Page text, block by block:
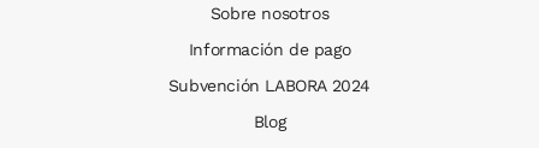
Sobre nosotros
Información de pago
Subvención LABORA 2024
Blog